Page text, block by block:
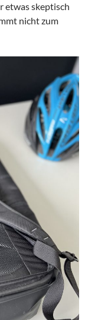
etwas skeptisch
nicht zum